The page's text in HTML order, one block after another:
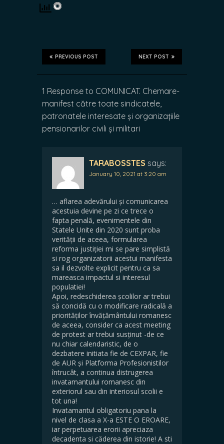
NEXT POST
PREVIOUS POST
1 Response to COMUNICAT. Chemare-
manifest către toate sindicatele,
patronatele interesate și organizațiile
pensionarilor civili și militari
TARABOSSTES says:
January 10, 2021 at 3:20 am
… aflarea adevărului și comunicarea
acestuia devine pe zi ce trece o
fapta penală, evenimentele din
Statele Unite din 2020 sunt proba
verității de aceea, formularea
reforma justiției mi se pare simplistă
si rog organizatorii acestui manifesta
sa il dezvolte explicit pentru ca sa
mareasca impactul si interesul
populatiei!
Apoi, redeschiderea școlilor ar trebui
să concidă cu o modificare radicală a
priorităților învățământului romanesc
de aceea, consider ca acest meeting
de protest ar trebui susținut -de ce
nu chiar calendaristic, de o
dezbatere initiata fie de CEXPAR, fie
de AUR și Platforma Profesionistilor
întrucât, a continua distrugerea
invatamantului romanesc din
exteriorul sau din interiosul scolii e
tot una!
Invatamantul obligatoriu pana la
nivel de clasa a X-a ESTE O EROARE,
iar perpetuarea erorii apreciaza
decadenta si căderea din istorie! A sti